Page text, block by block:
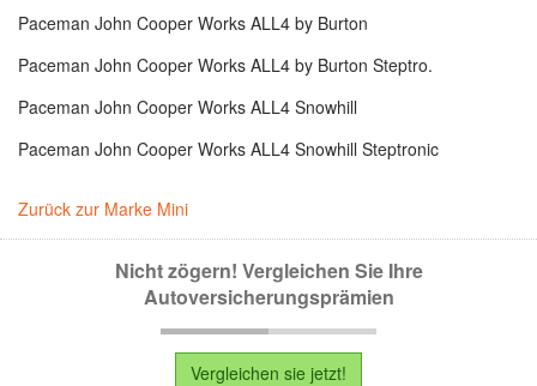
Paceman John Cooper Works ALL4 by Burton
Paceman John Cooper Works ALL4 by Burton Steptro.
Paceman John Cooper Works ALL4 Snowhill
Paceman John Cooper Works ALL4 Snowhill Steptronic
Zurück zur Marke Mini
Nicht zögern! Vergleichen Sie Ihre
Autoversicherungsprämien
Vergleichen sie jetzt!